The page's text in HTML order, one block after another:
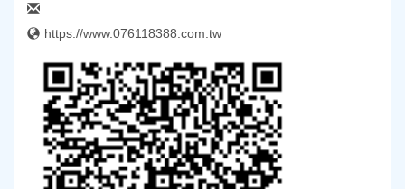
https://www.076118388.com.tw